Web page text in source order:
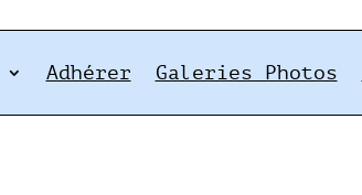
Adhérer Galeries Photos